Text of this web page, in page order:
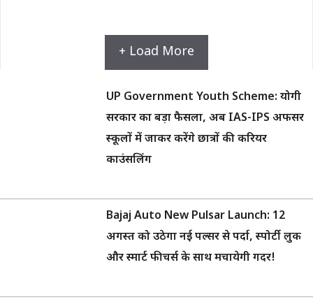
+ Load More
UP Government Youth Scheme: योगी
सरकार का बड़ा फैसला, अब IAS-IPS अफसर
स्कूलों में जाकर करेंगे छात्रों की करियर
काउंसलिंग
Bajaj Auto New Pulsar Launch: 12
अगस्त को उठेगा नई पल्सर से पर्दा, स्पोर्टी लुक
और स्मार्ट फीचर्स के साथ मचायेगी गदर!